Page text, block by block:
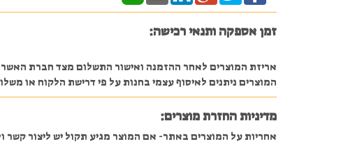
זמן אספקה ותנאי רכישה:
אריזת המוצרים לאחר ההזמנה ואישור התשלום מצד חברת
המוצרים ניתנים לאיסוף עצמי בחנות על פי דרישת הלקוח או משלוח ע"י
מדיניות החזרת מוצרים:
אחריות על המוצרים באתר- אם המוצר מגיע תקול יש ליצור